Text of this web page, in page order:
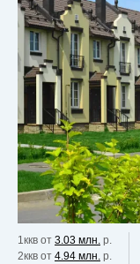
1ккв от 3.03 млн. р.
2ккв от 4.94 млн. р.